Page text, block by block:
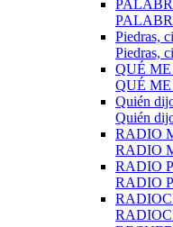
Piedras,
Piedras,
QUÉ
QUÉ
Quién
Quién
RADIO
RADIO
RADIO
RADIO